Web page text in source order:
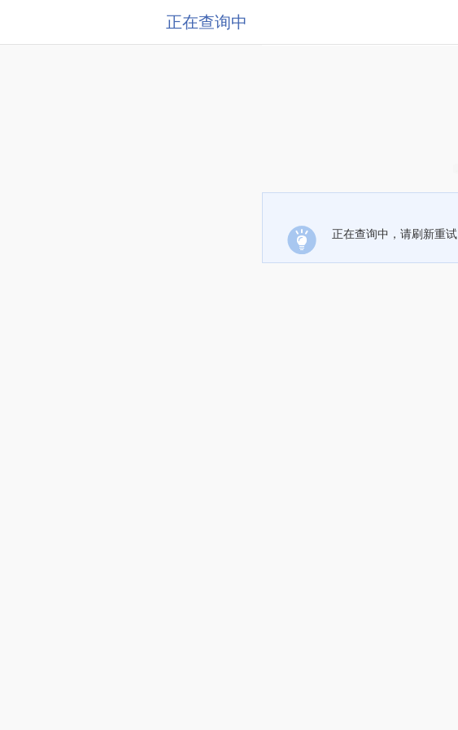
正在查询中
正在查询中，请刷新重试